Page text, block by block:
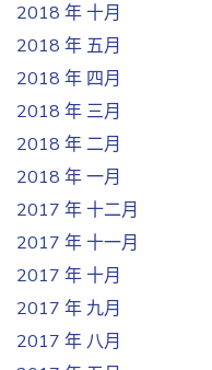
2018 年 十月
2018 年 五月
2018 年 四月
2018 年 三月
2018 年 二月
2018 年 一月
2017 年 十二月
2017 年 十一月
2017 年 十月
2017 年 九月
2017 年 八月